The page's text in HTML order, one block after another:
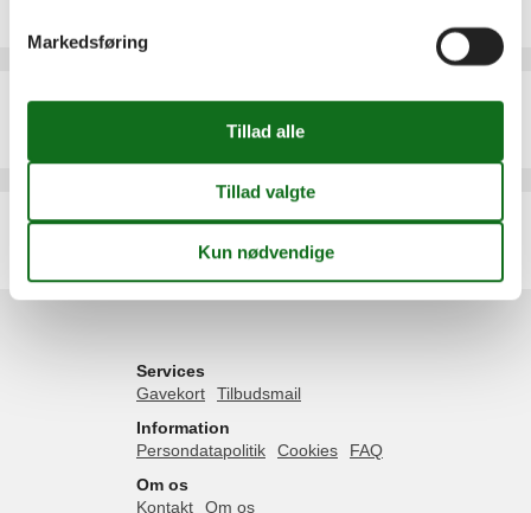
540-273038-191135
Ferielejlighed - 2 personer - Grubnow - 18569 - Neuenkirchen (Rügen)
540-272784-190881
Services
Gavekort
Tilbudsmail
Information
Persondatapolitik
Cookies
FAQ
Om os
Kontakt
Om os
Markedsføring